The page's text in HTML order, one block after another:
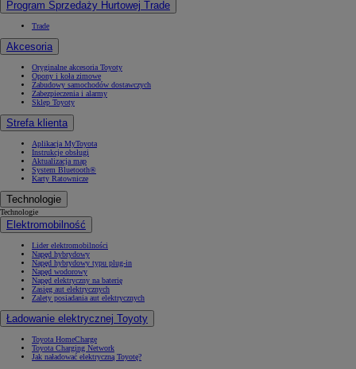
Program Sprzedaży Hurtowej Trade
Trade
Akcesoria
Oryginalne akcesoria Toyoty
Opony i koła zimowe
Zabudowy samochodów dostawczych
Zabezpieczenia i alarmy
Sklep Toyoty
Strefa klienta
Aplikacja MyToyota
Instrukcje obsługi
Aktualizacja map
System Bluetooth®
Karty Ratownicze
Technologie
Technologie
Elektromobilność
Lider elektromobilności
Napęd hybrydowy
Napęd hybrydowy typu plug-in
Napęd wodorowy
Napęd elektryczny na baterię
Zasięg aut elektrycznych
Zalety posiadania aut elektrycznych
Ładowanie elektrycznej Toyoty
Toyota HomeCharge
Toyota Charging Network
Jak naładować elektryczną Toyotę?